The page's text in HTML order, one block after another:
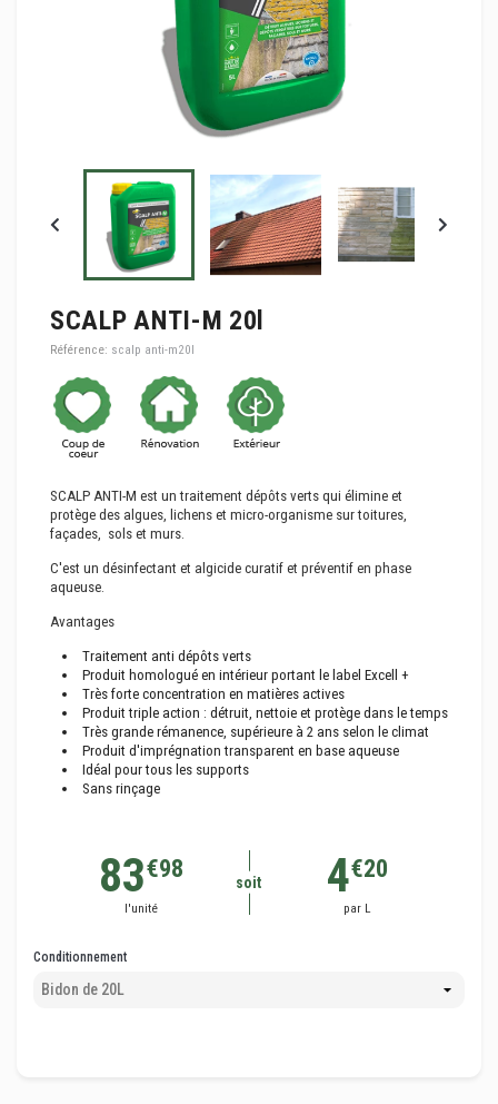
SCALP ANTI-M 20l
Référence: scalp anti-m20l
SCALP ANTI-M est un traitement dépôts verts qui élimine et
protège des algues, lichens et micro-organisme sur toitures,
façades, sols et murs.
C'est un désinfectant et algicide curatif et préventif en phase
aqueuse.
Avantages
Traitement anti dépôts verts
Produit homologué en intérieur portant le label Excell +
Très forte concentration en matières actives
Produit triple action : détruit, nettoie et protège dans le temps
Très grande rémanence, supérieure à 2 ans selon le climat
Produit d'imprégnation transparent en base aqueuse
Idéal pour tous les supports
Sans rinçage
soit
83€98
l'unité
4€20
par L
Conditionnement